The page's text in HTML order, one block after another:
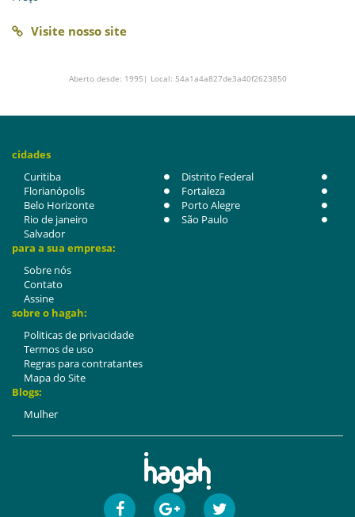
Visite nosso site
Aberto desde: 1995| Local: 54a1a4a827de3a40f2623850
cidades
Curitiba
Distrito Federal
Florianópolis
Fortaleza
Belo Horizonte
Porto Alegre
Rio de janeiro
São Paulo
Salvador
para a sua empresa:
Sobre nós
Contato
Assine
sobre o hagah:
Politicas de privacidade
Termos de uso
Regras para contratantes
Mapa do Site
Blogs:
Mulher